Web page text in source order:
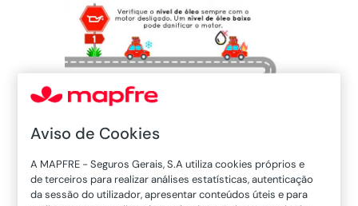
Aviso de Cookies
A MAPFRE - Seguros Gerais, S.A utiliza cookies próprios e
de terceiros para realizar análises estatísticas, autenticação
da sessão do utilizador, apresentar conteúdos úteis e para